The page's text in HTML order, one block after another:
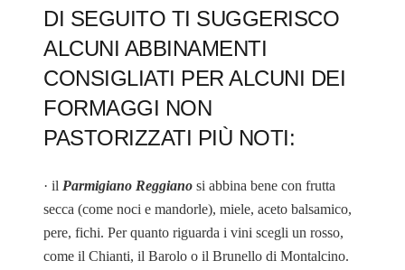
DI SEGUITO TI SUGGERISCO
ALCUNI ABBINAMENTI
CONSIGLIATI PER ALCUNI DEI
FORMAGGI NON
PASTORIZZATI PIÙ NOTI:
· il Parmigiano Reggiano si abbina bene con frutta
secca (come noci e mandorle), miele, aceto balsamico,
pere, fichi. Per quanto riguarda i vini scegli un rosso,
come il Chianti, il Barolo o il Brunello di Montalcino.